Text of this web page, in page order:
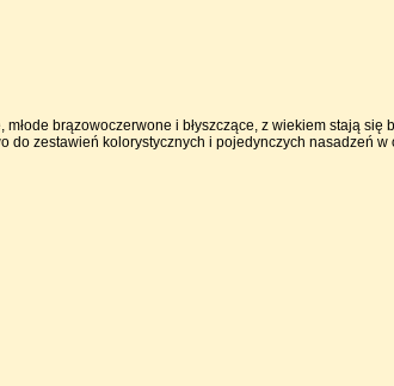
brązowoczerwone i błyszczące, z wiekiem stają się
zestawień kolorystycznych i pojedynczych nasadzeń